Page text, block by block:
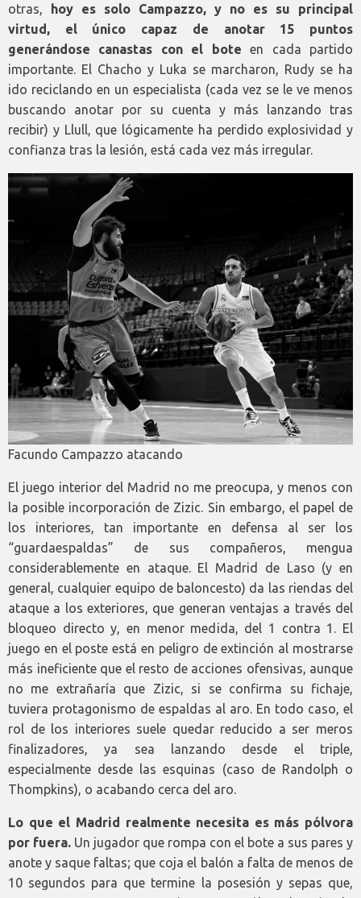
otras,
hoy es solo Campazzo, y no es su principal
virtud, el único capaz de anotar 15 puntos
generándose canastas con el bote en cada partido
importante. El Chacho y Luka se marcharon, Rudy se ha
ido reciclando en un especialista (cada vez se le ve menos
buscando anotar por su cuenta y más lanzando tras
recibir) y Llull, que lógicamente ha perdido explosividad y
confianza tras la lesión, está cada vez más irregular.
Facundo Campazzo atacando
El juego interior del Madrid no me preocupa, y menos con
la posible incorporación de Zizic. Sin embargo, el papel de
los interiores, tan importante en defensa al ser los
“guardaespaldas” de sus compañeros, mengua
considerablemente en ataque. El Madrid de Laso (y en
general, cualquier equipo de baloncesto) da las riendas del
ataque a los exteriores, que generan ventajas a través del
bloqueo directo y, en menor medida, del 1 contra 1. El
juego en el poste está en peligro de extinción al mostrarse
más ineficiente que el resto de acciones ofensivas, aunque
no me extrañaría que Zizic, si se confirma su fichaje,
tuviera protagonismo de espaldas al aro. En todo caso, el
rol de los interiores suele quedar reducido a ser meros
finalizadores, ya sea lanzando desde el triple,
especialmente desde las esquinas (caso de Randolph o
Thompkins), o acabando cerca del aro.
Lo que el Madrid realmente necesita es más pólvora
por fuera. Un jugador que rompa con el bote a sus pares y
anote y saque faltas; que coja el balón a falta de menos de
10 segundos para que termine la posesión y sepas que,